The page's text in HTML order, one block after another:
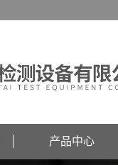
产品中心